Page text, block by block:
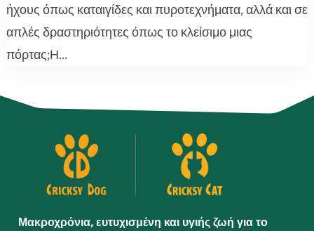
ήχους όπως καταιγίδες και πυροτεχνήματα, αλλά και σε
απλές δραστηριότητες όπως το κλείσιμο μιας
πόρτας;Η...
Μακροχρόνια, ευτυχισμένη και υγιής ζωή για το